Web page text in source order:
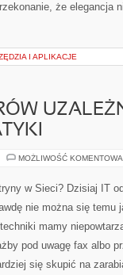
że elegancja
I APLIKACJE
MOŻLIWOŚĆ
w Sieci? Dzisiaj IT
nie można się
mamy
pod uwagę fax albo
się skupić na